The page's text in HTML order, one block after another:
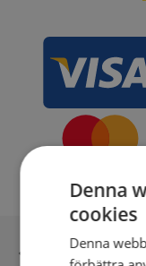
Inga kopior
Denna
cookies
Denna